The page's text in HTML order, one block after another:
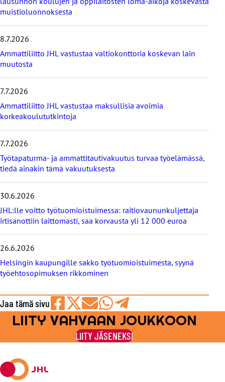
i
i
s
i
ä
t
u
u
t
i
e
t
muistioluonnoksesta
8.7.2026
Ammattiliitto JHL vastustaa valtiokonttoria koskevan lain
muutosta
7.7.2026
Ammattiliitto JHL vastustaa maksullisia avoimia
korkeakoulututkintoja
7.7.2026
Työtapaturma- ja ammattitautivakuutus turvaa työelämässä,
tiedä ainakin tämä vakuutuksesta
30.6.2026
JHL:lle voitto työtuomioistuimessa: raitiovaununkuljettaja
irtisanottiin laittomasti, saa korvausta yli 12 000 euroa
26.6.2026
Helsingin kaupungille sakko työtuomioistuimesta, syynä
työehtosopimuksen rikkominen
Jaa tämä sivu
Jaa
Facebookissa
Jaa
viestipalvelu
X:ssä
Jaa
sähköpostilla
Jaa
WhatsAppilla
Jaa
Telegramilla
LIITY VAHVAAN JOUKKOON
LIITY JÄSENEKSI